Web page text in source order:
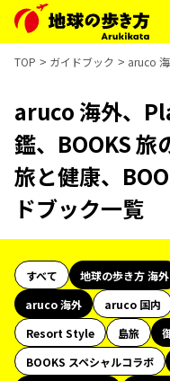
TOP ガイドブック aruco
aruco 海外、
鑑、BOOKS 旅
旅と健康、
ドブック一覧
すべて 地球の歩き方 海外
aruco 海外
aruco 国内
Resort Style
島旅
BOOKS スペシャルコラボ